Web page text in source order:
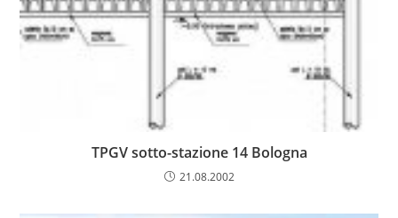
TPGV sotto-stazione 14 Bologna
21.08.2002